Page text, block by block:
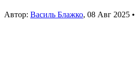
Автор: Василь Блажко, 08 Авг 2025 •